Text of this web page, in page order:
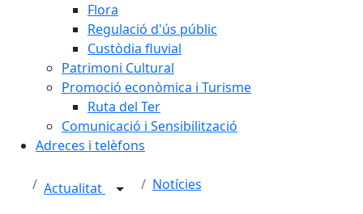
Flora
Regulació d'ús públic
Custòdia fluvial
Patrimoni Cultural
Promoció econòmica i Turisme
Ruta del Ter
Comunicació i Sensibilització
Adreces i telèfons
Actualitat Notícies